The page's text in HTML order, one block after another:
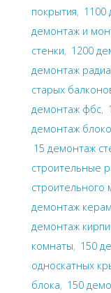
покрытия, 1100
демонтаж и
стенки, 1200
демонтаж
старых
демонтаж фбс,
демонтаж
15 демонтаж
строительные
строительного
демонтаж
демонтаж
комнаты, 150
односкатных
блока, 150